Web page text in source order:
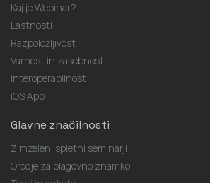
Kaj je Webinar?
Lastnosti
Razpoložljivost
Varnost in zasebnost
Interoperabilnost
iOS App
Glavne značilnosti
Zimzeleni spletni seminarji
Orodje za blagovno znamko